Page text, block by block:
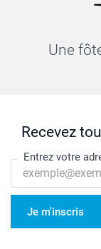
Une
Recevez
Entrez votre
Je m'inscris